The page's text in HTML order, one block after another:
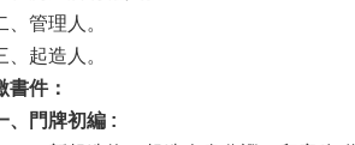
管理人。
起造人。
書件：
、
門牌初編 :